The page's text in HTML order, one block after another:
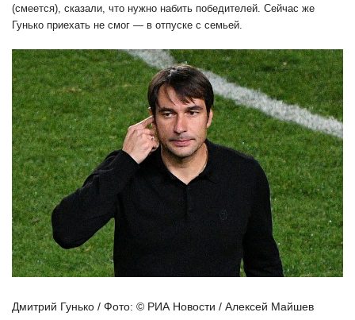
(смеется), сказали, что нужно набить победителей. Сейчас же
Гунько приехать не смог — в отпуске с семьей.
Дмитрий Гунько / Фото: © РИА Новости / Алексей Майшев